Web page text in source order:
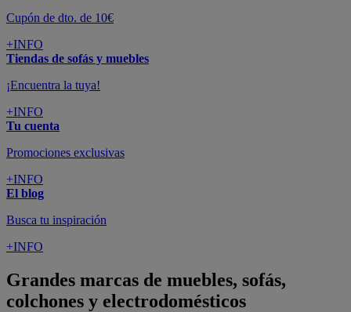
Cupón de dto. de 10€
+INFO
Tiendas de sofás y muebles
¡Encuentra la tuya!
+INFO
Tu cuenta
Promociones exclusivas
+INFO
El blog
Busca tu inspiración
+INFO
Grandes marcas de muebles, sofás,
colchones y electrodomésticos